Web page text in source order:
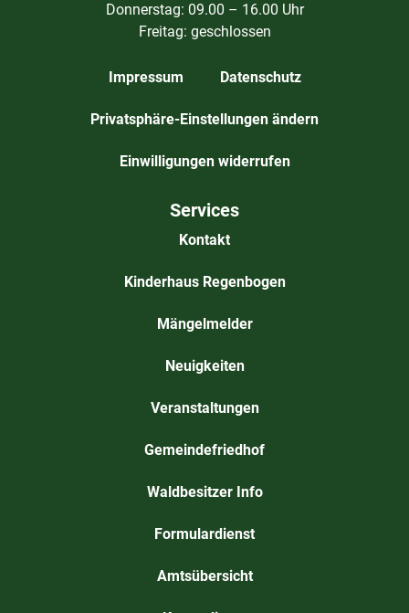
Donnerstag: 09.00 – 16.00 Uhr
Freitag: geschlossen
Impressum Datenschutz
Privatsphäre-Einstellungen ändern
Einwilligungen widerrufen
Services
Kontakt
Kinderhaus Regenbogen
Mängelmelder
Neuigkeiten
Veranstaltungen
Gemeindefriedhof
Waldbesitzer Info
Formulardienst
Amtsübersicht